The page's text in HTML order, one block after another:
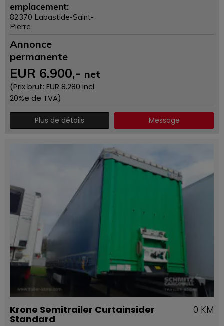
emplacement:
82370 Labastide-Saint-
Pierre
Annonce
permanente
EUR 6.900,- net
(Prix ​​brut: EUR 8.280 incl.
20%e de TVA)
Plus de détails Message
Krone Semitrailer Curtainsider
Standard
0 KM